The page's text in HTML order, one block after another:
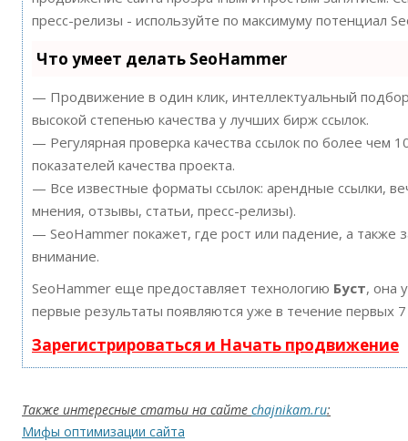
пресс-релизы - используйте по максимуму потенциал
Что умеет делать SeoHammer
— Продвижение в один клик, интеллектуальный
высокой степенью качества у лучших бирж ссылок.
— Регулярная проверка качества ссылок по более чем
показателей качества проекта.
— Все известные форматы ссылок: арендные ссылки,
мнения, отзывы, статьи, пресс-релизы).
— SeoHammer покажет, где рост или падение, а также
внимание.
SeoHammer еще предоставляет технологию Буст, она
первые результаты появляются уже в течение первых
Зарегистрироваться и Начать продвижение
Также интересные статьи на сайте chajnikam.ru:
Мифы оптимизации сайта